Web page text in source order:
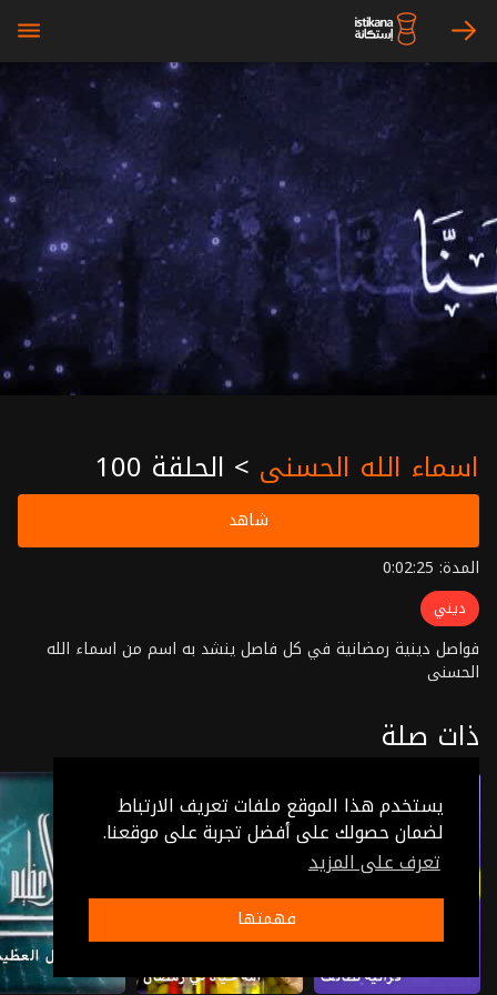
يستخدم هذا الموقع ملفات تعريف الارتباط
لضمان حصولك على أفضل تجربة على موقعنا.
تعرف على المزيد
فهمتها
arrow_right
bars
اسماء الله الحسنى > الحلقة 100
شاهد
المدة: 0:02:25
ديني
فواصل دينية رمضانية في كل فاصل ينشد به اسم من اسماء الله
الحسنى
ذات صلة